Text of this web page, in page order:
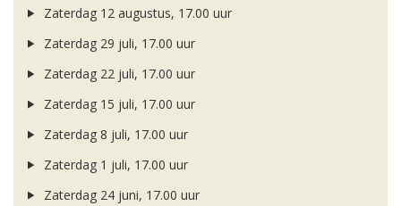
Zaterdag 12 augustus, 17.00 uur
Zaterdag 29 juli, 17.00 uur
Zaterdag 22 juli, 17.00 uur
Zaterdag 15 juli, 17.00 uur
Zaterdag 8 juli, 17.00 uur
Zaterdag 1 juli, 17.00 uur
Zaterdag 24 juni, 17.00 uur